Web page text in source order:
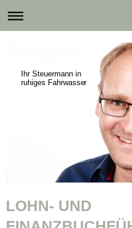
Ihr Steuermann in
ruhiges Fahrwasser
LOHN- UND